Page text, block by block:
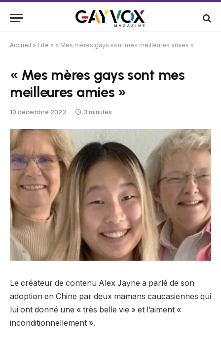
Accueil » Life » « Mes mères gays sont mes meilleures amies »
« Mes mères gays sont mes
meilleures amies »
10 décembre 2023 3 minutes
Le créateur de contenu Alex Jayne a parlé de son
adoption en Chine par deux mamans caucasiennes qui
lui ont donné une « très belle vie » et l’aiment «
inconditionnellement ».